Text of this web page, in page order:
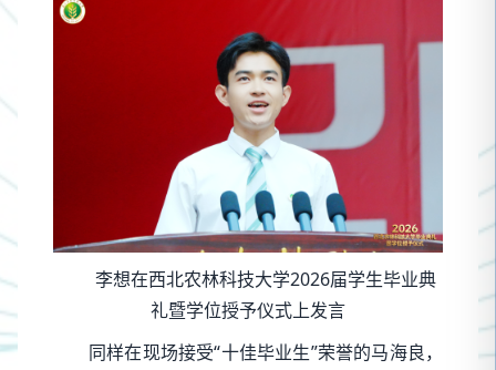
李想在西北农林科技大学2026届学生毕业典
礼暨学位授予仪式上发言
同样在现场接受“十佳毕业生”荣誉的马海良，